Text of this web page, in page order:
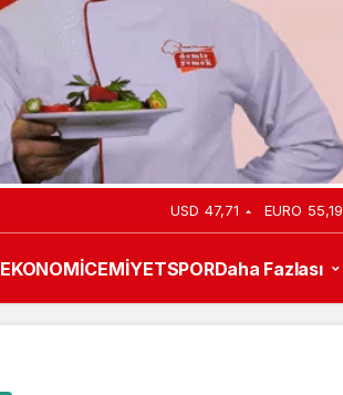
USD 47,71 EURO 55,19
EKONOMİCEMİYETSPORDaha Fazlası